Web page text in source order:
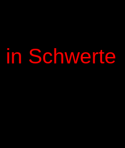
in Schwerte